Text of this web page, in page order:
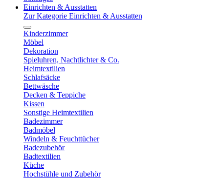
Einrichten & Ausstatten
Zur Kategorie Einrichten & Ausstatten
Kinderzimmer
Möbel
Dekoration
Spieluhren, Nachtlichter & Co.
Heimtextilien
Schlafsäcke
Bettwäsche
Decken & Teppiche
Kissen
Sonstige Heimtextilien
Badezimmer
Badmöbel
Windeln & Feuchttücher
Badezubehör
Badtextilien
Küche
Hochstühle und Zubehör